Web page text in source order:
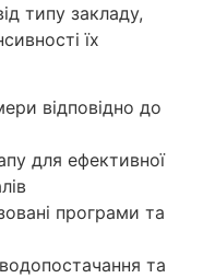
типу закладу,
їх
відповідно до
для ефективної
програми та
та